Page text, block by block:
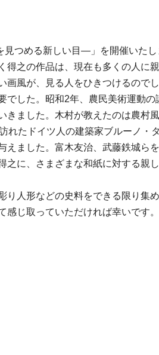
つめる新しい目―」を開催いたし
得之の作品は、現在も多くの人に
風が、見る人をひきつけるのでし
でした。昭和2年、農民美術運動の
きました。木村が教えたのは農村
れたドイツ人の建築家ブルーノ・
えました。富木友治、武藤鉄城ら
之に、さまざまな和紙に対する親
り人形などの史料をできる限り集
じ取っていただければ幸いです。